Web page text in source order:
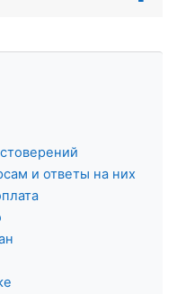
и ответы на них